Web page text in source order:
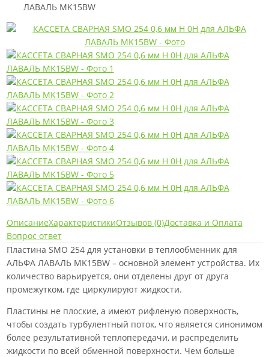
ЛАВАЛЬ MK15BW
ОписаниеХарактеристикиОтзывов (0)Доставка и Оплата
Вопрос ответ
Пластина SMO 254 для установки в теплообменник для
АЛЬФА ЛАВАЛЬ MK15BW – основной элемент устройства. Их
количество варьируется, они отделены друг от друга
промежутком, где циркулируют жидкости.
Пластины не плоские, а имеют рифленую поверхность,
чтобы создать турбулентный поток, что является синонимом
более результативной теплопередачи, и распределить
жидкости по всей обменной поверхности. Чем больше